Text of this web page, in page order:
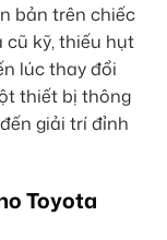
bản trên chiếc
cũ kỹ, thiếu hụt
lúc thay đổi
thiết bị thông
giải trí đỉnh
Toyota